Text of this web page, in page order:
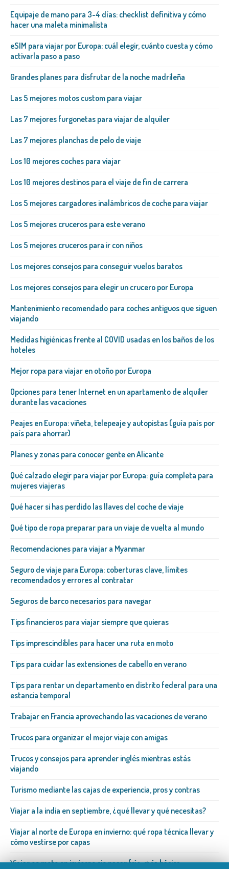
Equipaje de mano para 3-4 días: checklist definitiva y cómo
hacer una maleta minimalista
eSIM para viajar por Europa: cuál elegir, cuánto cuesta y cómo
activarla paso a paso
Grandes planes para disfrutar de la noche madrileña
Las 5 mejores motos custom para viajar
Las 7 mejores furgonetas para viajar de alquiler
Las 7 mejores planchas de pelo de viaje
Los 10 mejores coches para viajar
Los 10 mejores destinos para el viaje de fin de carrera
Los 5 mejores cargadores inalámbricos de coche para viajar
Los 5 mejores cruceros para este verano
Los 5 mejores cruceros para ir con niños
Los mejores consejos para conseguir vuelos baratos
Los mejores consejos para elegir un crucero por Europa
Mantenimiento recomendado para coches antiguos que siguen
viajando
Medidas higiénicas frente al COVID usadas en los baños de los
hoteles
Mejor ropa para viajar en otoño por Europa
Opciones para tener Internet en un apartamento de alquiler
durante las vacaciones
Peajes en Europa: viñeta, telepeaje y autopistas (guía país por
país para ahorrar)
Planes y zonas para conocer gente en Alicante
Qué calzado elegir para viajar por Europa: guía completa para
mujeres viajeras
Qué hacer si has perdido las llaves del coche de viaje
Qué tipo de ropa preparar para un viaje de vuelta al mundo
Recomendaciones para viajar a Myanmar
Seguro de viaje para Europa: coberturas clave, límites
recomendados y errores al contratar
Seguros de barco necesarios para navegar
Tips financieros para viajar siempre que quieras
Tips imprescindibles para hacer una ruta en moto
Tips para cuidar las extensiones de cabello en verano
Tips para rentar un departamento en distrito federal para una
estancia temporal
Trabajar en Francia aprovechando las vacaciones de verano
Trucos para organizar el mejor viaje con amigas
Trucos y consejos para aprender inglés mientras estás
viajando
Turismo mediante las cajas de experiencia, pros y contras
Viajar a la india en septiembre, ¿qué llevar y qué necesitas?
Viajar al norte de Europa en invierno: qué ropa técnica llevar y
cómo vestirse por capas
Viajar en moto en invierno sin pasar frío: guía básica